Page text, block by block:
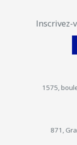
Inscrivez-
1575,
871,